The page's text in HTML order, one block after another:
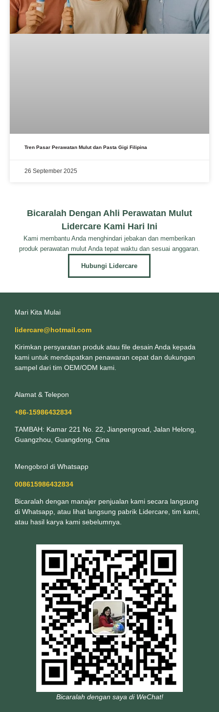
Tren Pasar Perawatan Mulut dan Pasta Gigi Filipina
26 September 2025
Bicaralah Dengan Ahli Perawatan Mulut
Lidercare Kami Hari Ini
Kami membantu Anda menghindari jebakan dan memberikan
produk perawatan mulut Anda tepat waktu dan sesuai anggaran.
Hubungi Lidercare
Mari Kita Mulai
lidercare@hotmail.com
Kirimkan persyaratan produk atau file desain Anda kepada
kami untuk mendapatkan penawaran cepat dan dukungan
sampel dari tim OEM/ODM kami.
Alamat & Telepon
+86-15986432834
TAMBAH: Kamar 221 No. 22, Jianpengroad, Jalan Helong,
Guangzhou, Guangdong, Cina
Mengobrol di Whatsapp
008615986432834
Bicaralah dengan manajer penjualan kami secara langsung
di Whatsapp, atau lihat langsung pabrik Lidercare, tim kami,
atau hasil karya kami sebelumnya.
Bicaralah dengan saya di WeChat!